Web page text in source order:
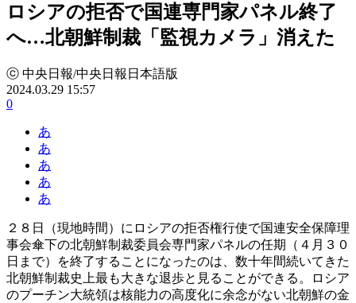
ロシアの拒否で国連専門家パネル終了
へ…北朝鮮制裁「監視カメラ」消えた
ⓒ 中央日報/中央日報日本語版
2024.03.29 15:57
0
あ
あ
あ
あ
あ
２８日（現地時間）にロシアの拒否権行使で国連安全保障理
事会傘下の北朝鮮制裁委員会専門家パネルの任期（４月３０
日まで）を終了することになったのは、数十年間続いてきた
北朝鮮制裁史上最も大きな退歩と見ることができる。ロシア
のプーチン大統領は核能力の高度化に余念がない北朝鮮の金